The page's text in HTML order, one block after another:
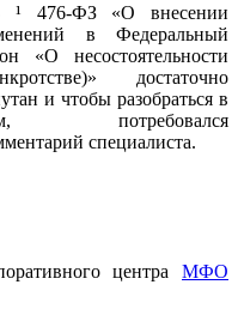
¹ 476-ФЗ «О внесении
в Федеральный
«О несостоятельности
достаточно
и чтобы разобраться в
потребовался
специалиста.
центра МФО